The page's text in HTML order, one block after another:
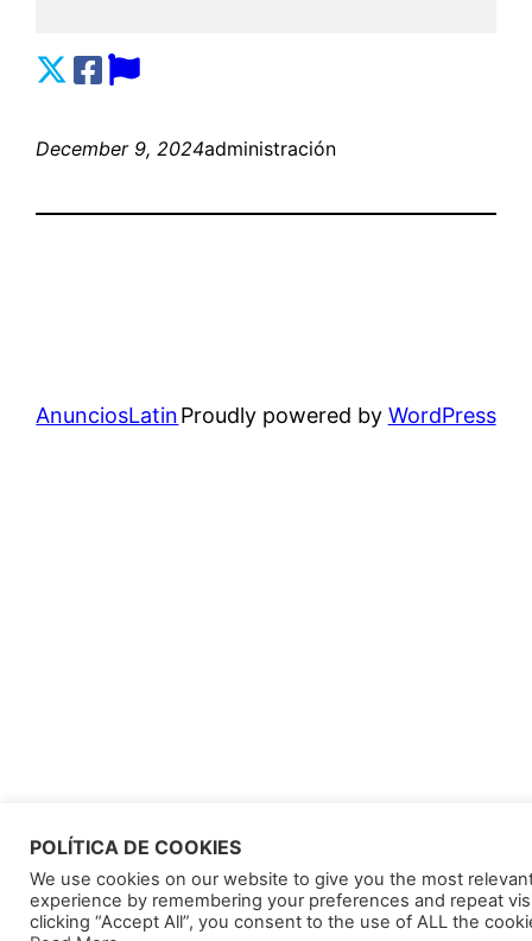
December 9, 2024administración
AnunciosLatinProudly powered by WordPress
POLÍTICA DE COOKIES
We use cookies on our website to give you the most
experience by remembering your preferences and repeat
clicking “Accept All”, you consent to the use of ALL the